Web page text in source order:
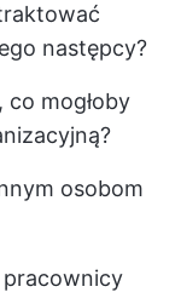
następcy?
co mogłoby
osobom